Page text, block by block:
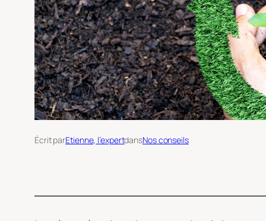
Écrit parEtienne, l’expertdansNos conseils